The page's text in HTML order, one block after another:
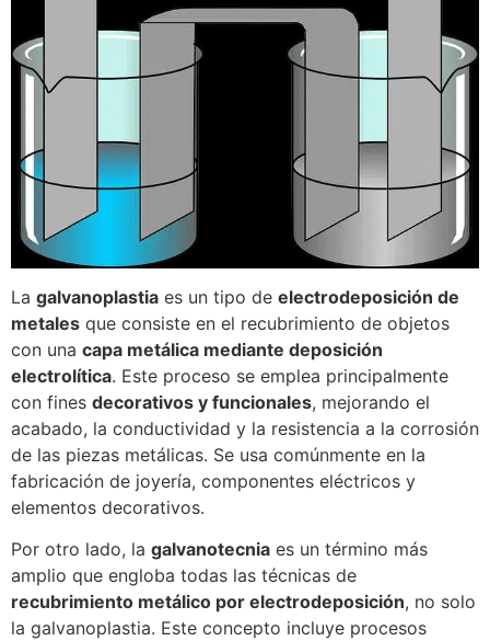
La galvanoplastia es un tipo de electrodeposición de
metales que consiste en el recubrimiento de objetos
con una capa metálica mediante deposición
electrolítica. Este proceso se emplea principalmente
con fines decorativos y funcionales, mejorando el
acabado, la conductividad y la resistencia a la corrosión
de las piezas metálicas. Se usa comúnmente en la
fabricación de joyería, componentes eléctricos y
elementos decorativos.
Por otro lado, la galvanotecnia es un término más
amplio que engloba todas las técnicas de
recubrimiento metálico por electrodeposición, no solo
la galvanoplastia. Este concepto incluye procesos